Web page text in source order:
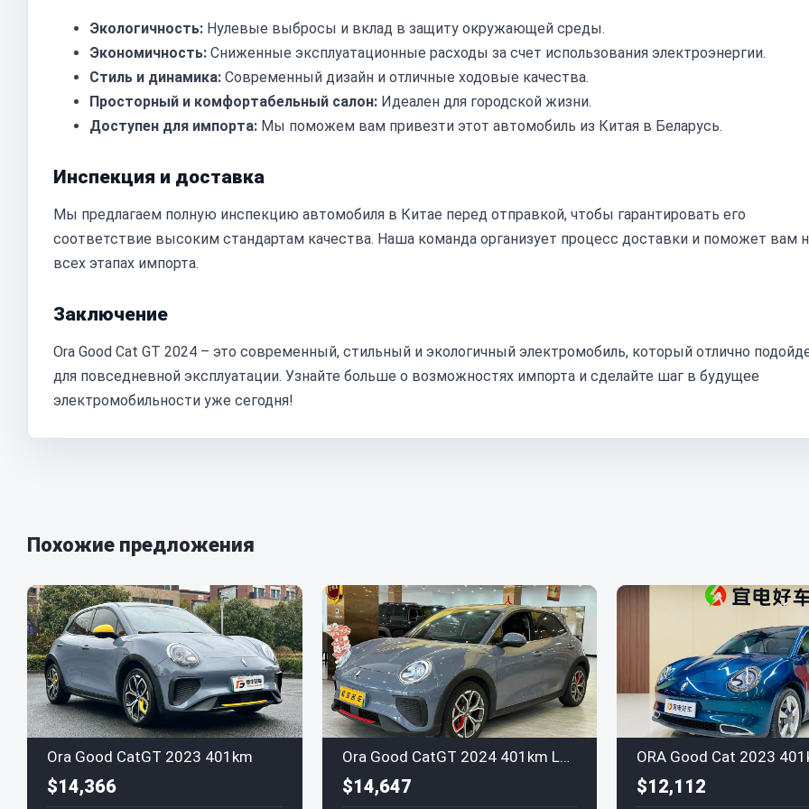
Экологичность: Нулевые выбросы и вклад в защиту окружающей среды.
Экономичность: Сниженные эксплуатационные расходы за счет использования электроэнергии.
Стиль и динамика: Современный дизайн и отличные ходовые качества.
Просторный и комфортабельный салон: Идеален для городской жизни.
Доступен для импорта: Мы поможем вам привезти этот автомобиль из Китая в Беларусь.
Инспекция и доставка
Мы предлагаем полную инспекцию автомобиля в Китае перед отправкой, чтобы гарантировать его
соответствие высоким стандартам качества. Наша команда организует процесс доставки и поможет вам
всех этапах импорта.
Заключение
Ora Good Cat GT 2024 – это современный, стильный и экологичный электромобиль, который отлично
для повседневной эксплуатации. Узнайте больше о возможностях импорта и сделайте шаг в будущее
электромобильности уже сегодня!
Похожие предложения
Ora Good CatGT 2023 401km
$14,366
Ora Good CatGT 2024 401km Luxury
$14,647 $12,112